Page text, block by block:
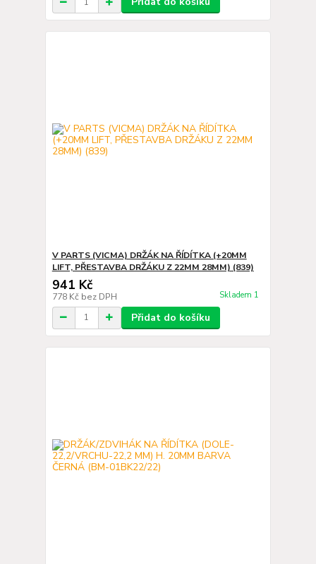
V PARTS (VICMA) DRŽÁK NA ŘÍDÍTKA (+20MM
LIFT, PŘESTAVBA DRŽÁKU Z 22MM 28MM) (839)
941 Kč
778 Kč bez DPH Skladem 1
Přidat do košíku